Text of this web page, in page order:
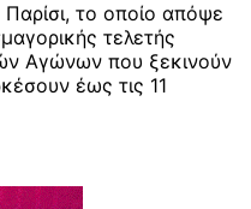
το οποίο απόψε
τελετής
Αγώνων που ξεκινούν
έως τις 11